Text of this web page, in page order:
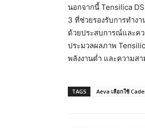
นอกจากนี้ Tensilica
3 ที่ช่วยรองรับการทำง
ด้วยประสบการณ์และคว
ประมวลผลภาพ
พลังงานต่ำ และความส
TAGS Aeva เลือกใช้